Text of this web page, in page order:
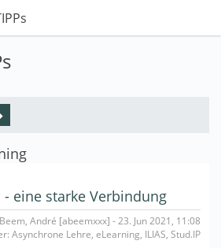
- eine starke Verbindung
Beem, André [abeemxxx] - 23. Jun 2021, 11:08
Asynchrone Lehre, eLearning, ILIAS, Stud.IP